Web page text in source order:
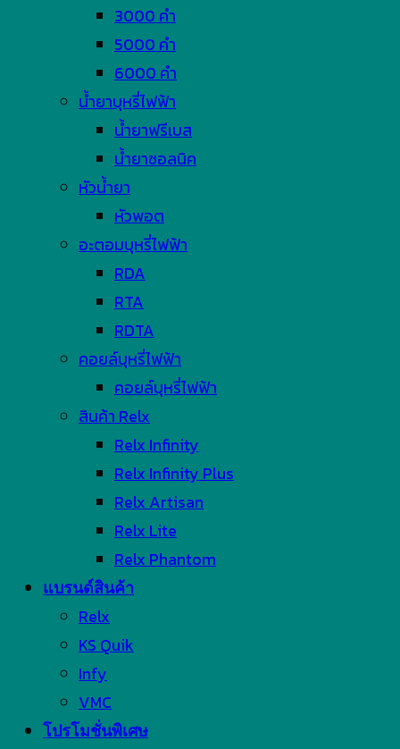
3000 คำ
5000 คำ
6000 คำ
น้ำยาบุหรี่ไฟฟ้า
น้ำยาฟรีเบส
น้ำยาซอลนิค
หัวน้ำยา
หัวพอต
อะตอมบุหรี่ไฟฟ้า
RDA
RTA
RDTA
คอยล์บุหรี่ไฟฟ้า
คอยล์บุหรี่ไฟฟ้า
สินค้า Relx
Relx Infinity
Relx Infinity Plus
Relx Artisan
Relx Lite
Relx Phantom
แบรนด์สินค้า
Relx
KS Quik
Infy
VMC
โปรโมชั่นพิเศษ